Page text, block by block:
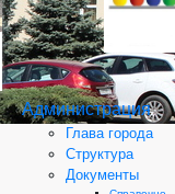
Администрация
Глава города
Структура
Документы